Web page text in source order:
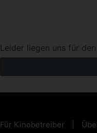
Leider liegen uns für
Für Kinobetreiber